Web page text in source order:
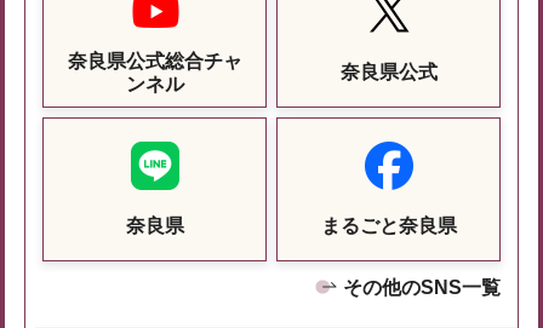
奈良県公式総合チャ
ンネル
奈良県公式
奈良県 まるごと奈良県
その他のSNS一覧